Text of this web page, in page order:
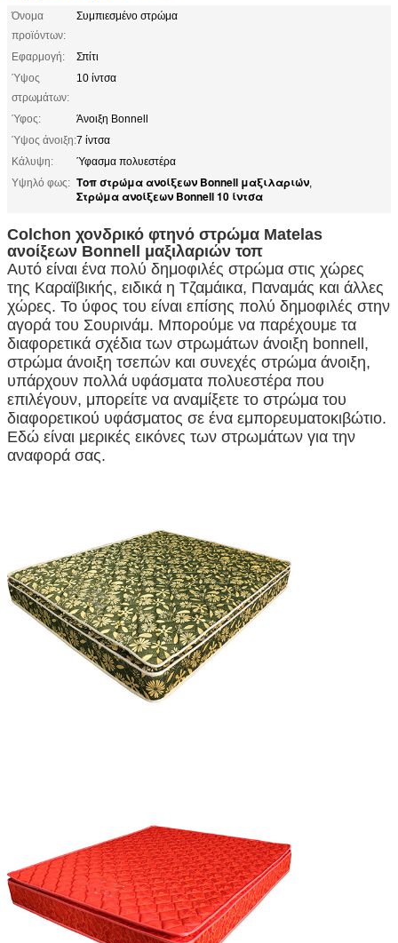
Όνομα
προϊόντων:
Συμπιεσμένο στρώμα
Εφαρμογή:
Σπίτι
Ύψος
στρωμάτων:
10 ίντσα
Ύφος:
Άνοιξη Bonnell
Ύψος άνοιξη:7 ίντσα
Κάλυψη:
Ύφασμα πολυεστέρα
Υψηλό φως: Τοπ στρώμα ανοίξεων Bonnell μαξιλαριών,
Στρώμα ανοίξεων Bonnell 10 ίντσα
Colchon χονδρικό φτηνό στρώμα Matelas
ανοίξεων Bonnell μαξιλαριών τοπ
Αυτό είναι ένα πολύ δημοφιλές στρώμα στις χώρες
της Καραϊβικής, ειδικά η Τζαμάικα, Παναμάς και άλλες
χώρες. Το ύφος του είναι επίσης πολύ δημοφιλές στην
αγορά του Σουρινάμ. Μπορούμε να παρέχουμε τα
διαφορετικά σχέδια των στρωμάτων άνοιξη bonnell,
στρώμα άνοιξη τσεπών και συνεχές στρώμα άνοιξη,
υπάρχουν πολλά υφάσματα πολυεστέρα που
επιλέγουν, μπορείτε να αναμίξετε το στρώμα του
διαφορετικού υφάσματος σε ένα εμπορευματοκιβώτιο.
Εδώ είναι μερικές εικόνες των στρωμάτων για την
αναφορά σας.